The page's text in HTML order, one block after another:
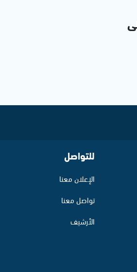
للتواصل
الإعلان معنا
تواصل معنا
الأرشيف